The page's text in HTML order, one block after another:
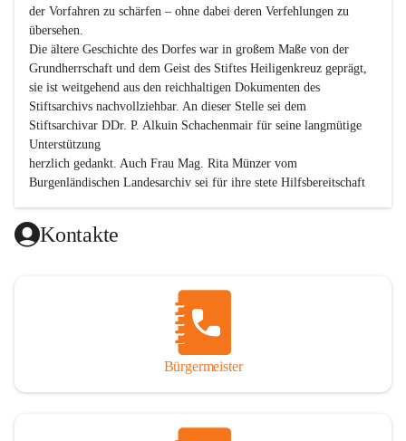
der Vorfahren zu schärfen – ohne dabei deren Verfehlungen zu
übersehen.
Die ältere Geschichte des Dorfes war in großem Maße von der
Grundherrschaft und dem Geist des Stiftes Heiligenkreuz geprägt,
sie ist weitgehend aus den reichhaltigen Dokumenten des
Stiftsarchivs nachvollziehbar. An dieser Stelle sei dem
Stiftsarchivar DDr. P. Alkuin Schachenmair für seine langmütige
Unterstützung
herzlich gedankt. Auch Frau Mag. Rita Münzer vom
Burgenländischen Landesarchiv sei für ihre stete Hilfsbereitschaft
Dank gilt den Textautoren dieser Chronik, dem kleinen
Redaktionsteam, für die gute Zusammenarbeit.
gedankt werden, die durch ihre Erinnerungen, Informationen und
durch das Überlassen von Fotos und Dokumenten zum Gesamtbild
dieses Buches wesentlich beigetragen haben.
Der Zeitdruck war enorm, um das Werk auch zeitgerecht für das
Jubiläumsjahr abschließen zu können. Daher mag um Nachsicht
Ausführlichkeit behandelt erscheinen, oder auch der eine oder
Kontakte
Bürgermeister